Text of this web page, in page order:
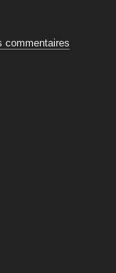
commentaires